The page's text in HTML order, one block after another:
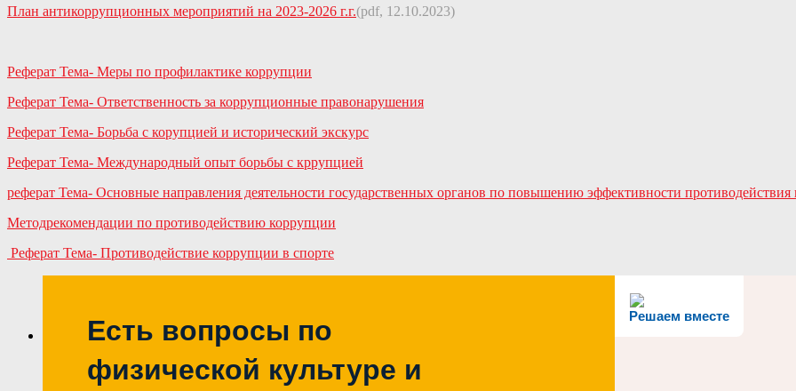
План антикоррупционных мероприятий на 2023-2026 г.г.(pdf, 12.10.2023)
Реферат Тема- Меры по профилактике коррупции
Реферат Тема- Ответственность за коррупционные правонарушения
Реферат Тема- Борьба с корупцией и исторический экскурс
Реферат Тема- Международный опыт борьбы с кррупцией
реферат Тема- Основные направления деятельности государственных органов по повышению эффективности
Методрекомендации по противодействию коррупции
Реферат Тема- Противодействие коррупции в спорте
Решаем вместе
Есть вопросы по
физической культуре и